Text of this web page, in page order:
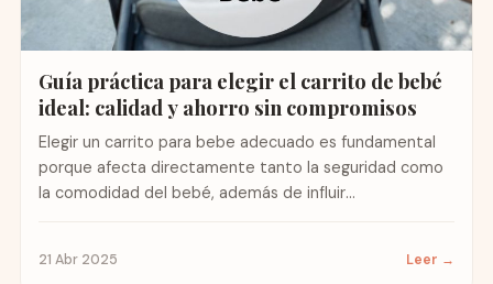
Guía práctica para elegir el carrito de bebé
ideal: calidad y ahorro sin compromisos
Elegir un carrito para bebe adecuado es fundamental
porque afecta directamente tanto la seguridad como
la comodidad del bebé, además de influir
21 Abr 2025 Leer →